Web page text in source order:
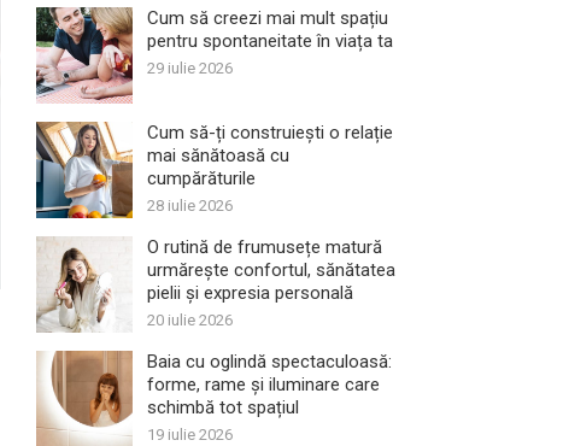
Cum să creezi mai mult spațiu
pentru spontaneitate în viața ta
29 iulie 2026
Cum să-ți construiești o relație
mai sănătoasă cu
cumpărăturile
28 iulie 2026
O rutină de frumusețe matură
urmărește confortul, sănătatea
pielii și expresia personală
20 iulie 2026
Baia cu oglindă spectaculoasă:
forme, rame și iluminare care
schimbă tot spațiul
19 iulie 2026